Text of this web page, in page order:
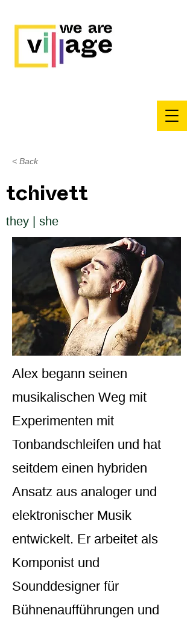
< Back
tchivett
they | she
Alex begann seinen
musikalischen Weg mit
Experimenten mit
Tonbandschleifen und hat
seitdem einen hybriden
Ansatz aus analoger und
elektronischer Musik
entwickelt. Er arbeitet als
Komponist und
Sounddesigner für
Bühnenaufführungen und